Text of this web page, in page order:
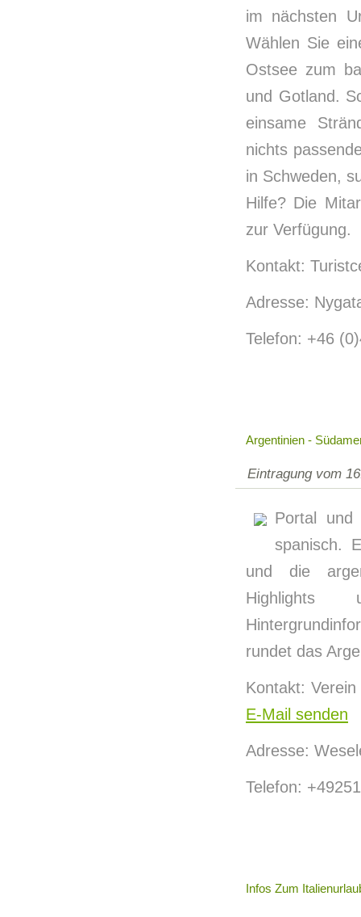
im nächsten
Wählen Sie
Ostsee zum
und Gotland.
einsame
nichts
in Schweden,
Hilfe? Die
zur Verfügung.
Kontakt:
Adresse:
Telefon: +46
Argentinien -
Eintragung vom
Portal und
spanisch.
und die
Highlights
rundet das
Kontakt:
E-Mail senden
Adresse:
Telefon:
Infos Zum